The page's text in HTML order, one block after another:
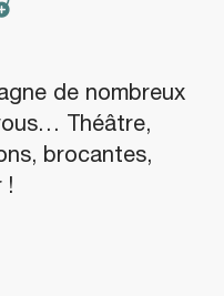
de nombreux
Théâtre,
brocantes,
!